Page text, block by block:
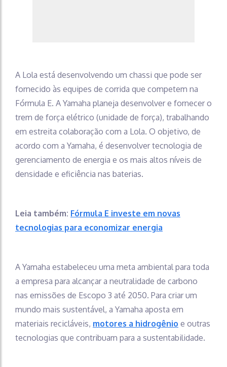
A Lola está desenvolvendo um chassi que pode ser
fornecido às equipes de corrida que competem na
Fórmula E. A Yamaha planeja desenvolver e fornecer o
trem de força elétrico (unidade de força), trabalhando
em estreita colaboração com a Lola. O objetivo, de
acordo com a Yamaha, é desenvolver tecnologia de
gerenciamento de energia e os mais altos níveis de
densidade e eficiência nas baterias.
Leia também: Fórmula E investe em novas
tecnologias para economizar energia
A Yamaha estabeleceu uma meta ambiental para toda
a empresa para alcançar a neutralidade de carbono
nas emissões de Escopo 3 até 2050. Para criar um
mundo mais sustentável, a Yamaha aposta em
materiais recicláveis, motores a hidrogênio e outras
tecnologias que contribuam para a sustentabilidade.